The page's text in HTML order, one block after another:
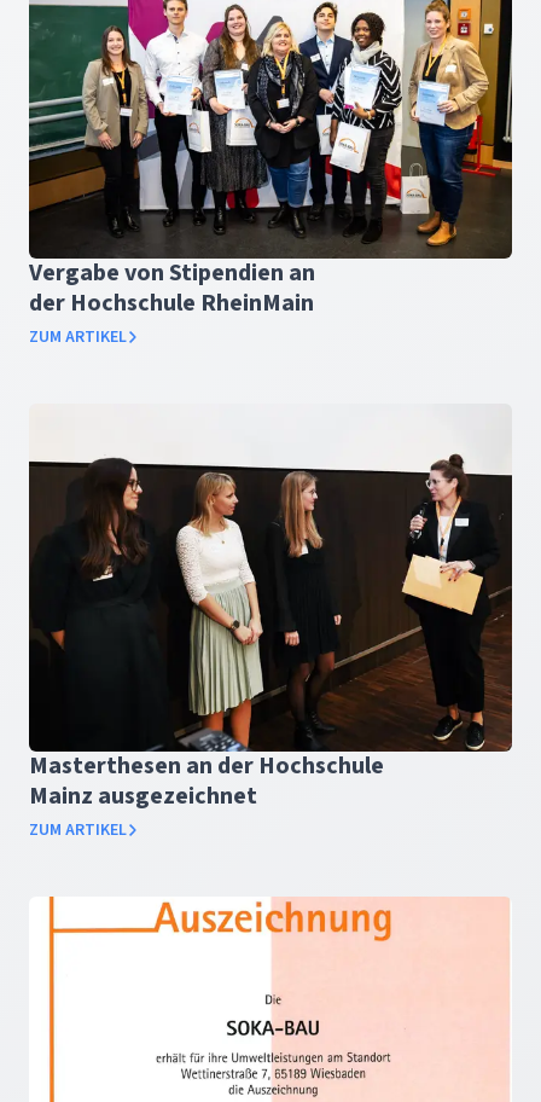
Vergabe von Stipendien an
der Hochschule RheinMain
ZUM ARTIKEL
Masterthesen an der Hochschule
Mainz ausgezeichnet
ZUM ARTIKEL